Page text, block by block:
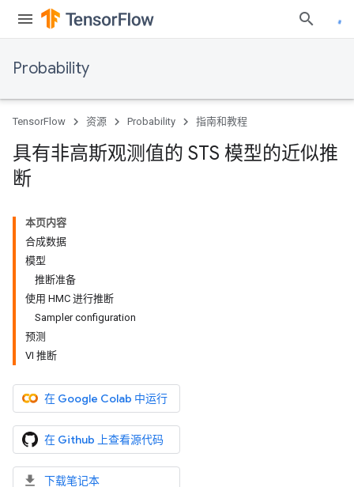
Probability
TensorFlow 资源 Probability 指南和教程
具有非高斯观测值的 STS 模型的近似推
断
本页内容
合成数据
模型
推断准备
使用 HMC 进行推断
Sampler configuration
预测
VI 推断
在 Google Colab 中运行
在 Github 上查看源代码
下载笔记本